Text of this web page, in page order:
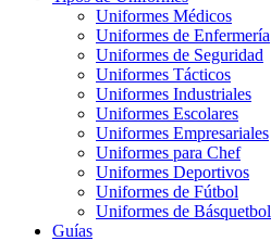
Uniformes Médicos
Uniformes de Enfermería
Uniformes de Seguridad
Uniformes Tácticos
Uniformes Industriales
Uniformes Escolares
Uniformes Empresariales
Uniformes para Chef
Uniformes Deportivos
Uniformes de Fútbol
Uniformes de Básquetbol
Guías